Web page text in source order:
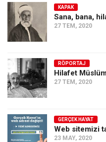
Tüm Sayılar
Kategoriler
Kitap
Karisi kitap sualleri
7 soruda bu hafta
Ekonomi
Spor
KAPAK
Sana, bana,
27 TEM, 2020
RÖPORTAJ
Hilafet
27 TEM, 2020
GERÇEK HAYAT
Web sitemizi
23 MAY, 2020